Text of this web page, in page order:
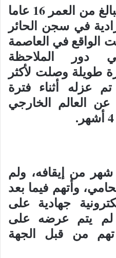
الطفل عبد الرحمن البالغ من العمر 16 عاما
في سجن الحائر
الواقع في العاصمة
دور الملاحظة
طويلة وصلت لأكثر
عزله أثناء فترة
عن العالم الخارجي
شهر من إيقافه، ولم
وأتهم فيما بعد
جهادية على
لم يتم عرضه على
من قبل الجهة